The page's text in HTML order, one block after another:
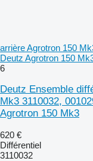
arrière Agrotron 150
Deutz Agrotron 150
6
Deutz Ensemble
Mk3 3110032,
Agrotron 150 Mk3
620 €
Différentiel
3110032